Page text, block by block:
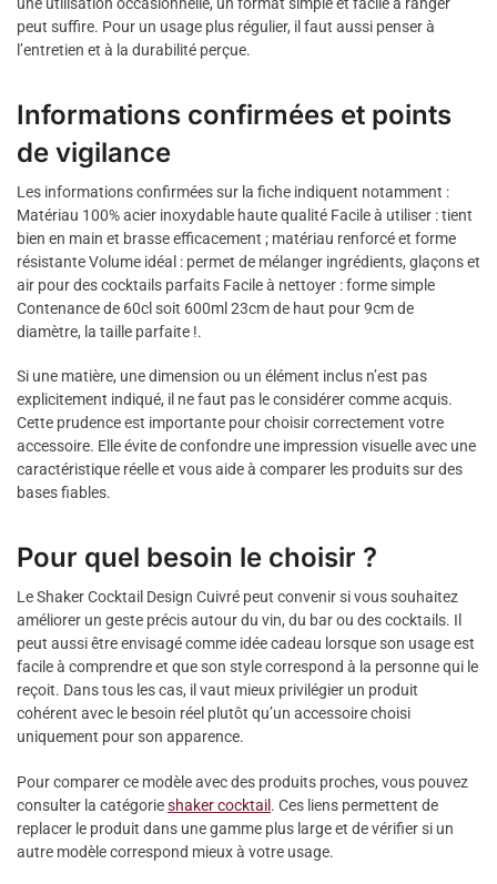
peut suffire. Pour un usage plus régulier, il faut aussi penser à
l’entretien et à la durabilité perçue.
Informations confirmées et points
de vigilance
Les informations confirmées sur la fiche indiquent notamment :
Matériau 100% acier inoxydable haute qualité Facile à utiliser : tient
bien en main et brasse efficacement ; matériau renforcé et forme
résistante Volume idéal : permet de mélanger ingrédients, glaçons et
air pour des cocktails parfaits Facile à nettoyer : forme simple
Contenance de 60cl soit 600ml 23cm de haut pour 9cm de
diamètre, la taille parfaite !.
Si une matière, une dimension ou un élément inclus n’est pas
explicitement indiqué, il ne faut pas le considérer comme acquis.
Cette prudence est importante pour choisir correctement votre
accessoire. Elle évite de confondre une impression visuelle avec une
caractéristique réelle et vous aide à comparer les produits sur des
bases fiables.
Pour quel besoin le choisir ?
Le Shaker Cocktail Design Cuivré peut convenir si vous souhaitez
améliorer un geste précis autour du vin, du bar ou des cocktails. Il
peut aussi être envisagé comme idée cadeau lorsque son usage est
facile à comprendre et que son style correspond à la personne qui le
reçoit. Dans tous les cas, il vaut mieux privilégier un produit
cohérent avec le besoin réel plutôt qu’un accessoire choisi
uniquement pour son apparence.
Pour comparer ce modèle avec des produits proches, vous pouvez
consulter la catégorieshaker cocktail . Ces liens permettent de
replacer le produit dans une gamme plus large et de vérifier si un
autre modèle correspond mieux à votre usage.